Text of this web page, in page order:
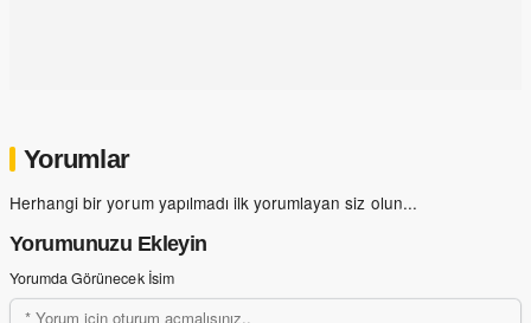
Yorumlar
Herhangi bir yorum yapılmadı ilk yorumlayan siz olun...
Yorumunuzu Ekleyin
Yorumda Görünecek İsim